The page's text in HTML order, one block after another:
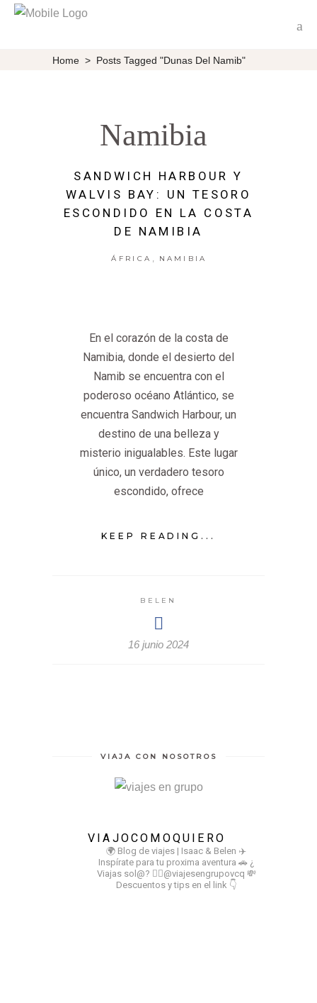
Home > Posts Tagged "Dunas Del Namib"
Namibia
SANDWICH HARBOUR Y
WALVIS BAY: UN TESORO
ESCONDIDO EN LA COSTA
DE NAMIBIA
ÁFRICA , NAMIBIA
En el corazón de la costa de
Namibia, donde el desierto del
Namib se encuentra con el
poderoso océano Atlántico, se
encuentra Sandwich Harbour, un
destino de una belleza y
misterio inigualables. Este lugar
único, un verdadero tesoro
escondido, ofrece
KEEP READING...
BELEN
16 junio 2024
VIAJA CON NOSOTROS
VIAJOCOMOQUIERO
🌍 Blog de viajes | Isaac & Belen ✈️
Inspírate para tu proxima aventura 🚗 ¿
Viajas sol@? 👉🏻@viajesengrupovcq 💸
Descuentos y tips en el link 👇